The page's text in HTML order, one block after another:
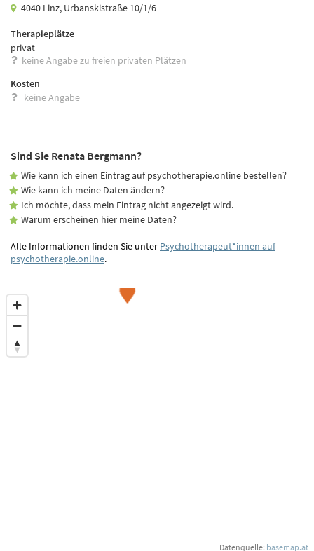
4040 Linz, Urbanskistraße 10/1/6
Therapieplätze
privat
keine Angabe zu freien privaten Plätzen
Kosten
keine Angabe
Sind Sie Renata Bergmann?
Wie kann ich einen Eintrag auf psychotherapie.online bestellen?
Wie kann ich meine Daten ändern?
Ich möchte, dass mein Eintrag nicht angezeigt wird.
Warum erscheinen hier meine Daten?
Alle Informationen finden Sie unter Psychotherapeut*innen auf
psychotherapie.online.
Datenquelle: basemap.at